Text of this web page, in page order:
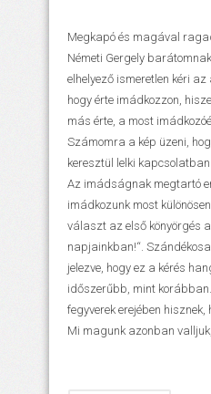
Megkapó és magával
Németi Gergely
elhelyező ismeretlen kéri
hogy érte imádkozzon,
más érte, a most
Számomra a kép üzeni,
keresztül lelki
Az imádságnak megtartó
imádkozunk most
választ az első könyörgés
napjainkban!“.
jelezve, hogy ez a kérés
időszerűbb, mint
fegyverek erejében
Mi magunk azonban